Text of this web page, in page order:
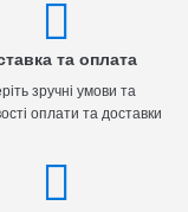
та оплата
зручні умови та
оплати та доставки